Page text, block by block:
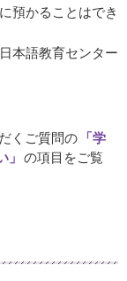
預かることはでき
本語教育センター
くご質問の
「学
の項目をご覧